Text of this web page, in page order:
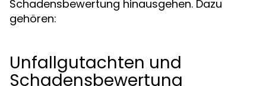
Schadensbewertung hinausgehen. Dazu
gehören:
Unfallgutachten und
Schadensbewertung